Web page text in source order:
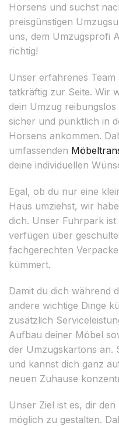
Horsens und suchst
preisgünstigen
uns, dem Umzugsprofi
richtig!
Unser erfahrenes Team
tatkräftig zur Seite. Wir
dein Umzug
sicher und pünktlich in
Horsens ankommen.
umfassenden
deine individuellen
Egal, ob du nur eine
Haus umziehst, wir
dich. Unser Fuhrpark
verfügen über
fachgerechten
kümmert.
Damit du dich während
andere wichtige Dinge
zusätzlich
Aufbau deiner Möbel
der Umzugskartons an.
und kannst dich ganz
neuen Zuhause
Unser Ziel ist es, dir
möglich zu gestalten.